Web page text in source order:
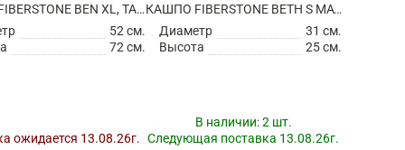
КАШПО FIBERSTONE BEN XL, TAUPE
52 см.
72 см.
ожидается 13.08.26г.
КАШПО FIBERSTONE BETH S MATT BLACK
Диаметр
31 см.
Высота
25 см.
В наличии:2 шт.
Следующая поставка 13.08.26г.